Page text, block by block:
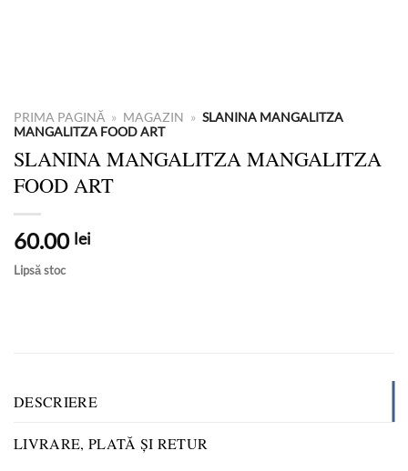
PRIMA PAGINĂ » MAGAZIN » SLANINA MANGALITZA
MANGALITZA FOOD ART
SLANINA MANGALITZA MANGALITZA
FOOD ART
60.00 lei
Lipsă stoc
DESCRIERE
LIVRARE, PLATĂ ȘI RETUR